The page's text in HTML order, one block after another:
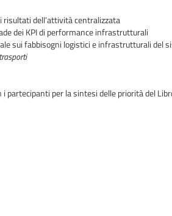
risultati dell’attività centralizzata
dei KPI di performance infrastrutturali
sui fabbisogni logistici e infrastrutturali del
i partecipanti per la sintesi delle priorità del